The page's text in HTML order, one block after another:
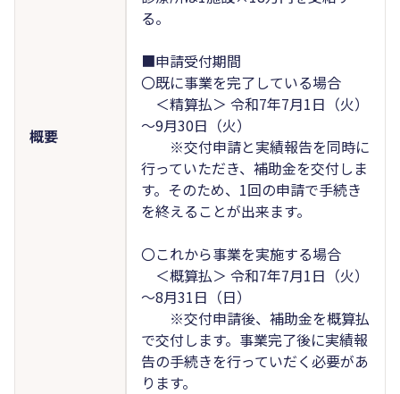
概要
る。
■申請受付期間
〇既に事業を完了している場合
＜精算払＞ 令和7年7月1日（火）
～9月30日（火）
※交付申請と実績報告を同時に
行っていただき、補助金を交付しま
す。そのため、1回の申請で手続き
を終えることが出来ます。
〇これから事業を実施する場合
＜概算払＞ 令和7年7月1日（火）
～8月31日（日）
※交付申請後、補助金を概算払
で交付します。事業完了後に実績報
告の手続きを行っていだく必要があ
ります。